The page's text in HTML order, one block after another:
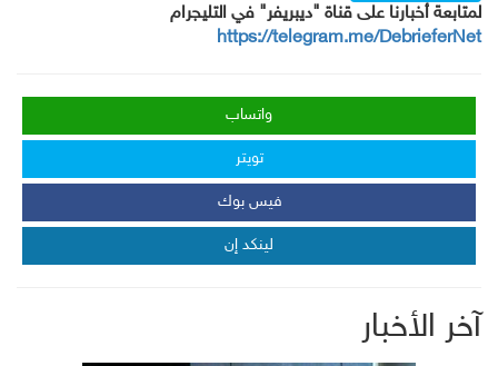
لمتابعة أخبارنا على قناة "ديبريفر" في التليجرام
https://telegram.me/DebrieferNet
واتساب
تويتر
فيس بوك
لينكد إن
آخر الأخبار